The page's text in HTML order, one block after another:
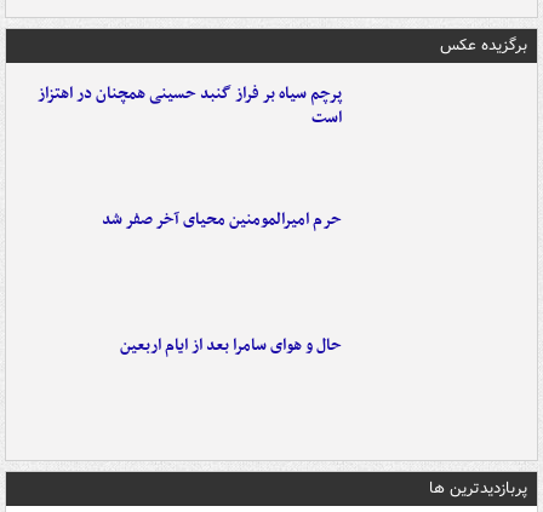
برگزیده عکس
پرچم سیاه بر فراز گنبد حسینی همچنان در اهتزاز
است
حرم امیرالمومنین محیای آخر صفر شد
حال و هوای سامرا بعد از ایام اربعین
پربازدیدترین ها